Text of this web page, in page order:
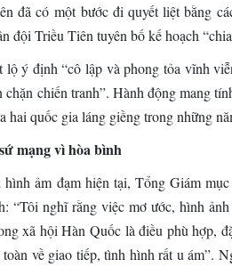
đã có một bước đi quyết liệt bằng
đội Triều Tiên tuyên bố kế hoạch
lộ ý định “cô lập và phong tỏa vĩnh
chặn chiến tranh”. Hành động mang
hai quốc gia láng giềng trong những
mạng vì hòa bình
ảm đạm hiện tại, Tổng Giám
“Tôi nghĩ rằng việc mơ ước, hình
xã hội Hàn Quốc là điều phù hợp,
về giao tiếp, tình hình rất u ám”.